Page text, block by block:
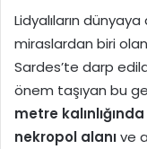
Lidyalıların
miraslardan biri olan
Sardes’te darp
önem taşıyan bu
metre
nekropol alanıve